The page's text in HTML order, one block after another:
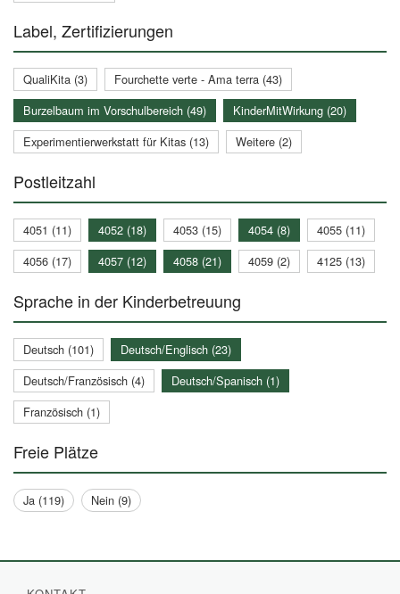
Label, Zertifizierungen
QualiKita (3)
Fourchette verte - Ama terra (43)
Burzelbaum im Vorschulbereich (49)
KinderMitWirkung (20)
Experimentierwerkstatt für Kitas (13)
Weitere (2)
Postleitzahl
4051 (11) 4052 (18) 4053 (15) 4054 (8)
4055 (11)
4056 (17)
4057 (12) 4058 (21) 4059 (2) 4125 (13)
Sprache in der Kinderbetreuung
Deutsch (101)
Deutsch/Englisch (23)
Deutsch/Französisch (4)
Deutsch/Spanisch (1)
Französisch (1)
Freie Plätze
Ja (119) Nein (9)